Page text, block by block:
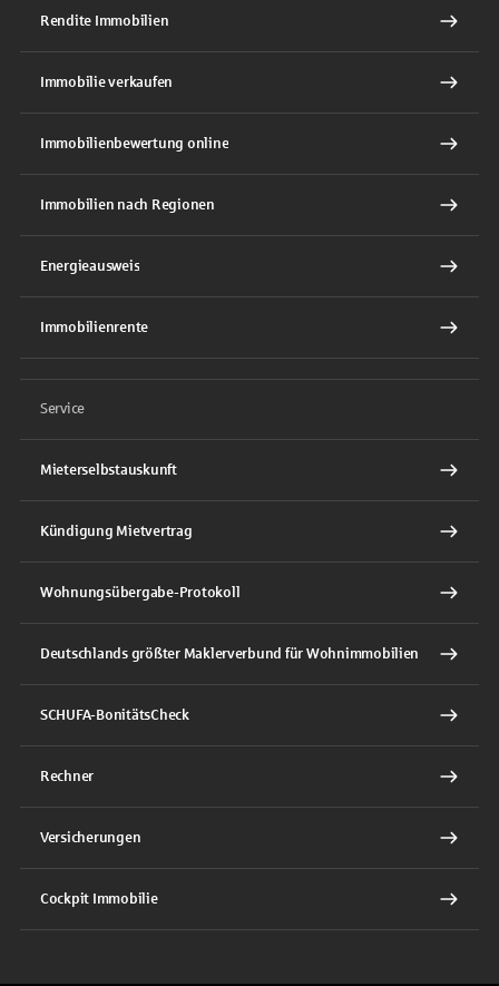
Rendite Immobilien
Immobilie verkaufen
Immobilienbewertung online
Immobilien nach Regionen
Energieausweis
Immobilienrente
Service
Mieterselbstauskunft
Kündigung Mietvertrag
Wohnungsübergabe-Protokoll
Deutschlands größter Maklerverbund für Wohnimmobilien
SCHUFA-BonitätsCheck
Rechner
Versicherungen
Cockpit Immobilie